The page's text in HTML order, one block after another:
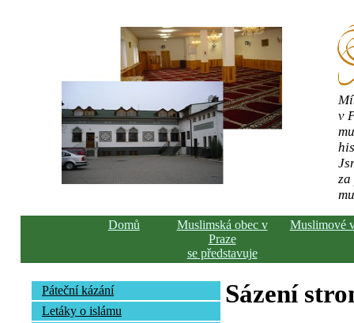
v
Domů
Muslimská obec v
Praze
se představuje
Muslimové
Páteční kázání
Letáky o islámu
Sázení